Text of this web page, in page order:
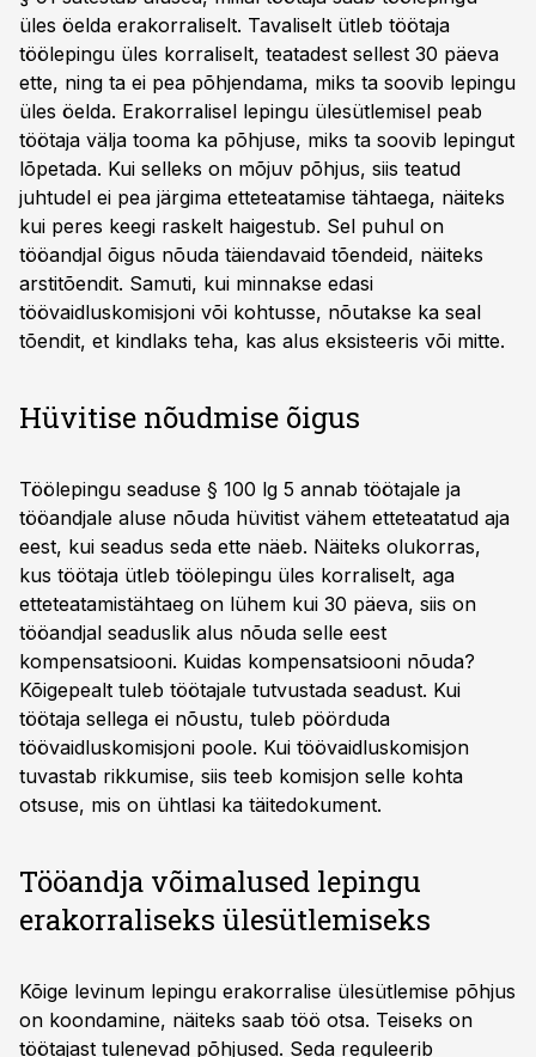
üles öelda erakorraliselt. Tavaliselt ütleb töötaja
töölepingu üles korraliselt, teatadest sellest 30 päeva
ette, ning ta ei pea põhjendama, miks ta soovib lepingu
üles öelda. Erakorralisel lepingu ülesütlemisel peab
töötaja välja tooma ka põhjuse, miks ta soovib lepingut
lõpetada. Kui selleks on mõjuv põhjus, siis teatud
juhtudel ei pea järgima etteteatamise tähtaega, näiteks
kui peres keegi raskelt haigestub. Sel puhul on
tööandjal õigus nõuda täiendavaid tõendeid, näiteks
arstitõendit. Samuti, kui minnakse edasi
töövaidluskomisjoni või kohtusse, nõutakse ka seal
tõendit, et kindlaks teha, kas alus eksisteeris või mitte.
Hüvitise nõudmise õigus
Töölepingu seaduse § 100 lg 5 annab töötajale ja
tööandjale aluse nõuda hüvitist vähem etteteatatud aja
eest, kui seadus seda ette näeb. Näiteks olukorras,
kus töötaja ütleb töölepingu üles korraliselt, aga
etteteatamistähtaeg on lühem kui 30 päeva, siis on
tööandjal seaduslik alus nõuda selle eest
kompensatsiooni. Kuidas kompensatsiooni nõuda?
Kõigepealt tuleb töötajale tutvustada seadust. Kui
töötaja sellega ei nõustu, tuleb pöörduda
töövaidluskomisjoni poole. Kui töövaidluskomisjon
tuvastab rikkumise, siis teeb komisjon selle kohta
otsuse, mis on ühtlasi ka täitedokument.
Tööandja võimalused lepingu
erakorraliseks ülesütlemiseks
Kõige levinum lepingu erakorralise ülesütlemise põhjus
on koondamine, näiteks saab töö otsa. Teiseks on
töötajast tulenevad põhjused. Seda reguleerib